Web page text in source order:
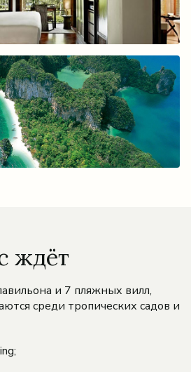
ждёт
и 7 пляжных вилл,
среди тропических садов и